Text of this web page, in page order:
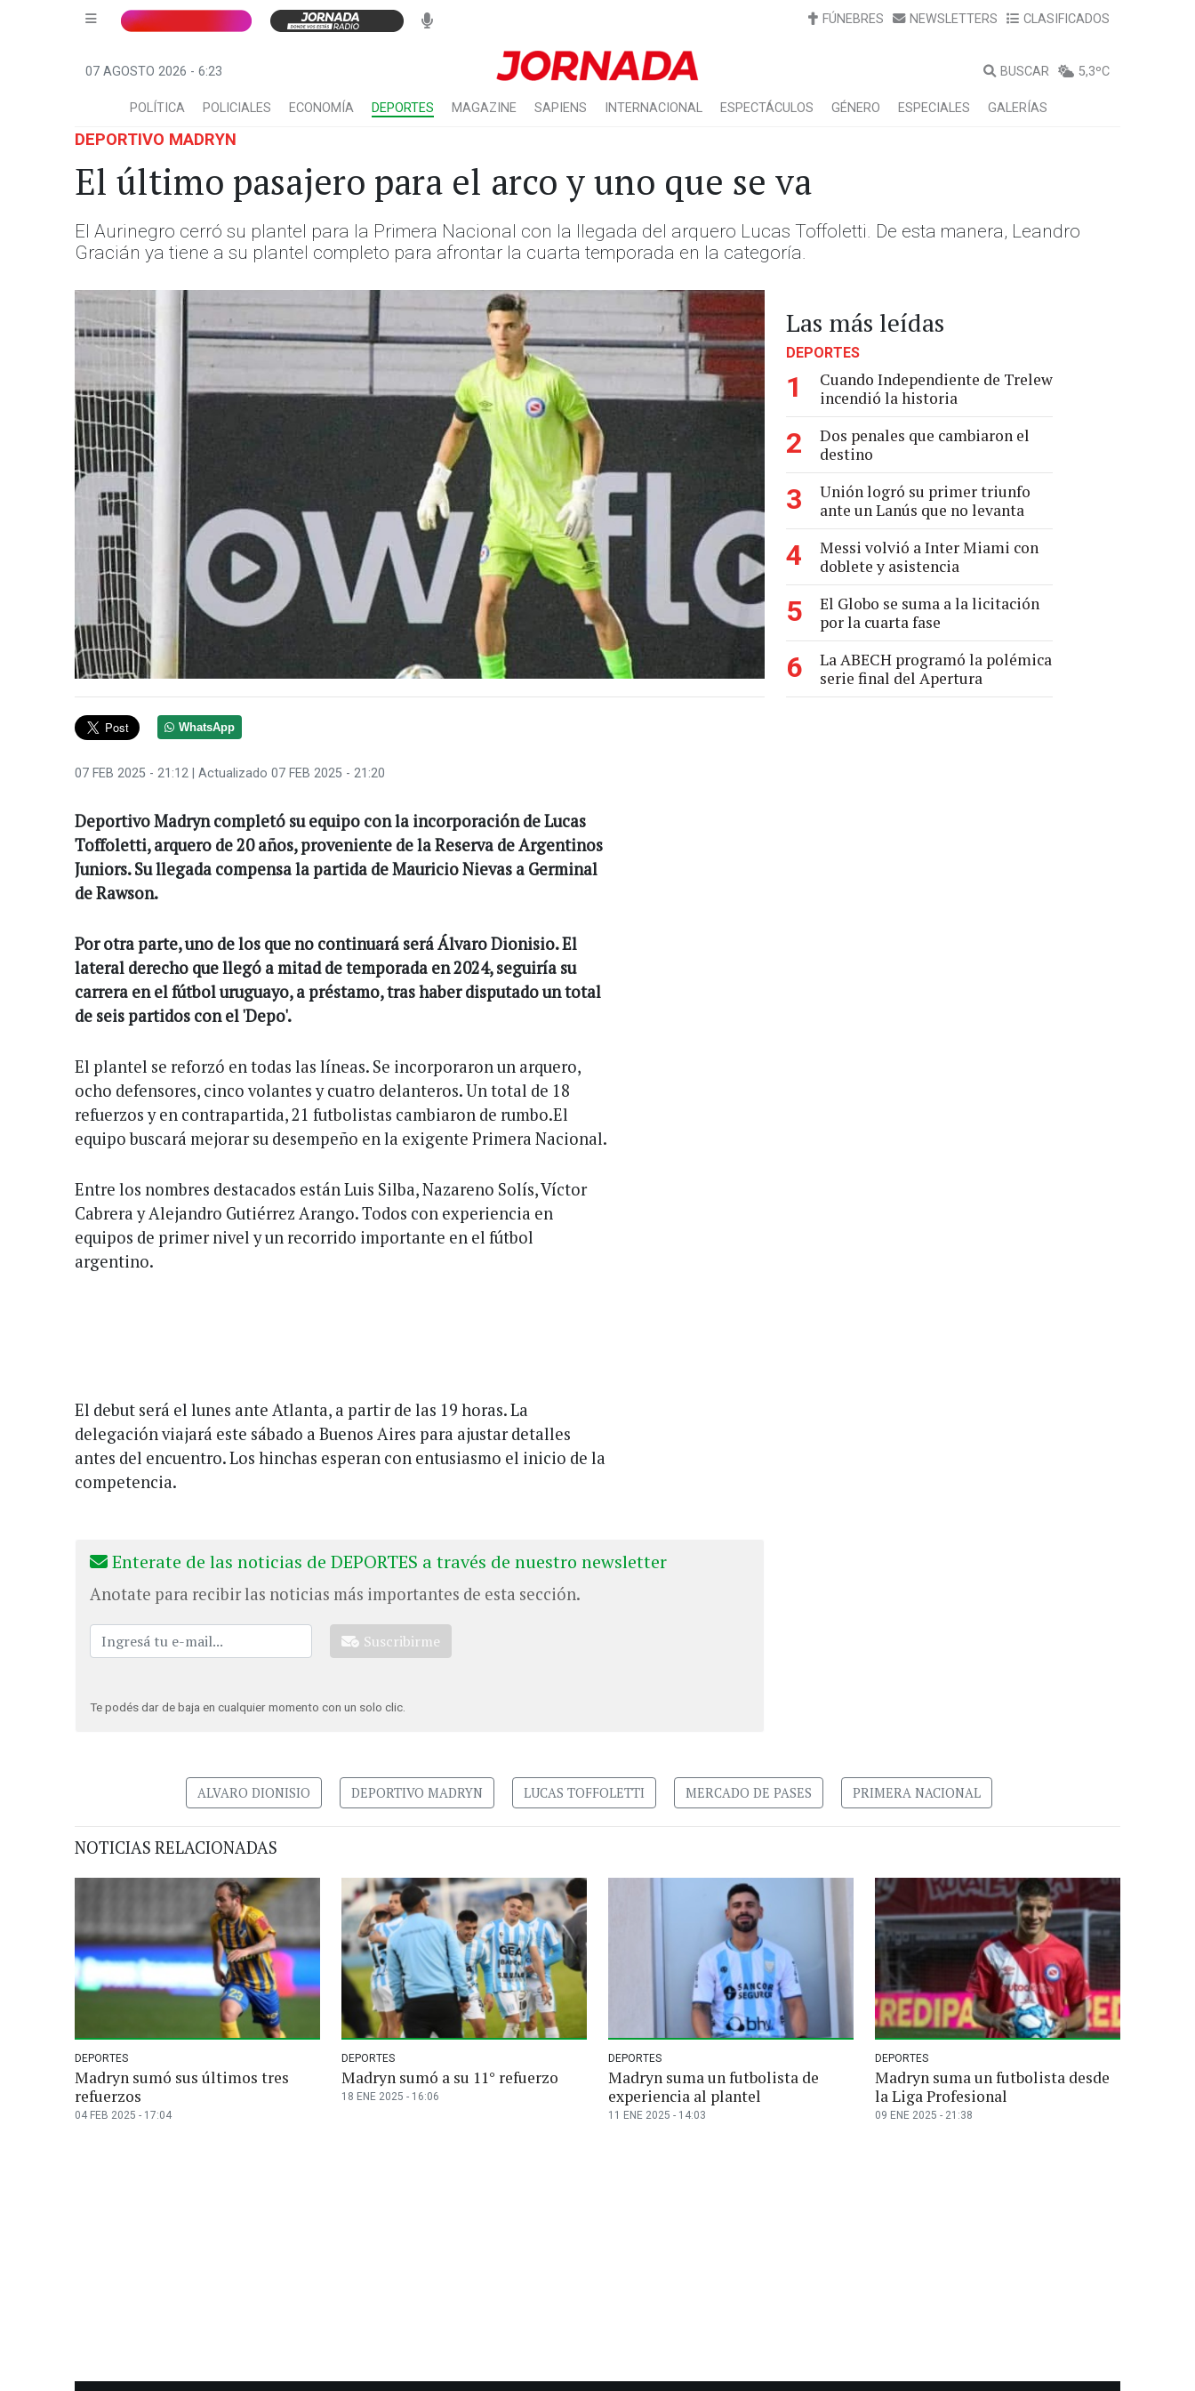
FÚNEBRES NEWSLETTERS CLASIFICADOS
07 AGOSTO 2026 - 6:23 BUSCAR 5,3ºC
POLÍTICA POLICIALES ECONOMÍA DEPORTES MAGAZINE SAPIENS INTERNACIONAL ESPECTÁCULOS GÉNERO ESPECIALES GALERÍAS
DEPORTIVO MADRYN
El último pasajero para el arco y uno que se va
El Aurinegro cerró su plantel para la Primera Nacional con la llegada del arquero Lucas Toffoletti. De esta manera, Leandro
Gracián ya tiene a su plantel completo para afrontar la cuarta temporada en la categoría.
WhatsApp
07 FEB 2025 - 21:12 | Actualizado 07 FEB 2025 - 21:20
Deportivo Madryn completó su equipo con la incorporación de Lucas
Toffoletti, arquero de 20 años, proveniente de la Reserva de Argentinos
Juniors. Su llegada compensa la partida de Mauricio Nievas a Germinal
de Rawson.
Por otra parte, uno de los que no continuará será Álvaro Dionisio. El
lateral derecho que llegó a mitad de temporada en 2024, seguiría su
carrera en el fútbol uruguayo, a préstamo, tras haber disputado un total
de seis partidos con el 'Depo'.
El plantel se reforzó en todas las líneas. Se incorporaron un arquero,
ocho defensores, cinco volantes y cuatro delanteros. Un total de 18
refuerzos y en contrapartida, 21 futbolistas cambiaron de rumbo.El
equipo buscará mejorar su desempeño en la exigente Primera Nacional.
Entre los nombres destacados están Luis Silba, Nazareno Solís, Víctor
Cabrera y Alejandro Gutiérrez Arango. Todos con experiencia en
equipos de primer nivel y un recorrido importante en el fútbol
argentino.
El debut será el lunes ante Atlanta, a partir de las 19 horas. La
delegación viajará este sábado a Buenos Aires para ajustar detalles
antes del encuentro. Los hinchas esperan con entusiasmo el inicio de la
competencia.
Enterate de las noticias de DEPORTES a través de nuestro newsletter
Anotate para recibir las noticias más importantes de esta sección.
Suscribirme
Te podés dar de baja en cualquier momento con un solo clic.
Las más leídas
DEPORTES
1
Cuando Independiente de Trelew
incendió la historia
2
Dos penales que cambiaron el
destino
3
Unión logró su primer triunfo
ante un Lanús que no levanta
4
Messi volvió a Inter Miami con
doblete y asistencia
5
El Globo se suma a la licitación
por la cuarta fase
6
La ABECH programó la polémica
serie final del Apertura
ALVARO DIONISIO DEPORTIVO MADRYN LUCAS TOFFOLETTI MERCADO DE PASES PRIMERA NACIONAL
NOTICIAS RELACIONADAS
DEPORTES
Madryn sumó sus últimos tres
refuerzos
04 FEB 2025 - 17:04
DEPORTES
Madryn sumó a su 11° refuerzo
18 ENE 2025 - 16:06
DEPORTES
Madryn suma un futbolista de
experiencia al plantel
11 ENE 2025 - 14:03
DEPORTES
Madryn suma un futbolista desde
la Liga Profesional
09 ENE 2025 - 21:38